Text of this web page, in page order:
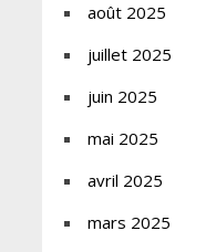
août 2025
juillet 2025
juin 2025
mai 2025
avril 2025
mars 2025